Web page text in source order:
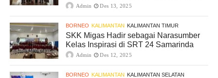
Admin Des 13, 2025
BORNEO KALIMANTAN KALIMANTAN TIMUR
SKK Migas Hadir sebagai Narasumber
Kelas Inspirasi di SRT 24 Samarinda
Admin Des 12, 2025
BORNEO KALIMANTAN KALIMANTAN SELATAN